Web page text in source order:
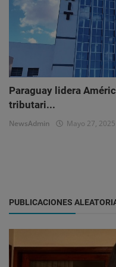
Paraguay lidera
tributari...
NewsAdmin Mayo 27, 2025
PUBLICACIONES